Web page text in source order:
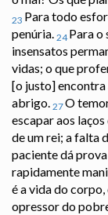
23 Para todo
penúria. 24 Para o
insensatos
vidas; o que
[o justo]
abrigo. 27O
escapar aos
de um rei; a falta
paciente dá
rapidamente
é a vida do corpo,
opressor do